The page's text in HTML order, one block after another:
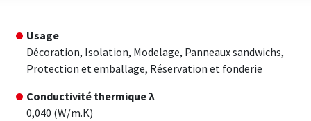
Usage
Décoration, Isolation, Modelage, Panneaux sandwichs,
Protection et emballage, Réservation et fonderie
Conductivité thermique λ
0,040 (W/m.K)